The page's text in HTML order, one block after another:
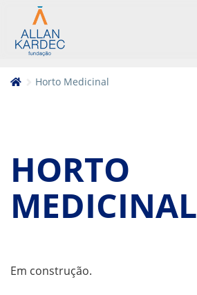
Horto Medicinal
HORTO
MEDICINAL
Em construção.